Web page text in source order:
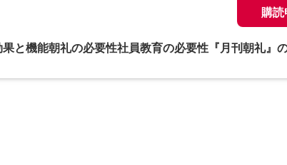
購読
果と機能朝礼の必要性社員教育の必要性 『月刊朝礼』